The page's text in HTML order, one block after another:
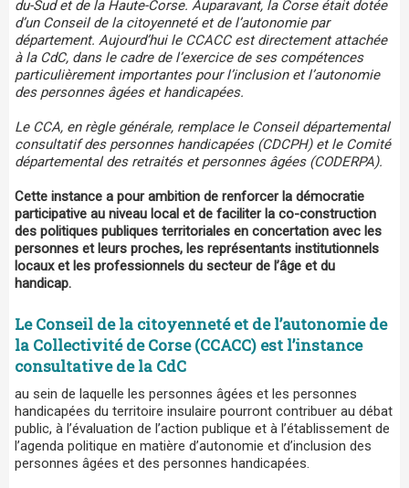
du-Sud et de la Haute-Corse. Auparavant, la Corse était dotée
d’un Conseil de la citoyenneté et de l’autonomie par
département. Aujourd’hui le CCACC est directement attachée
à la CdC, dans le cadre de l’exercice de ses compétences
particulièrement importantes pour l’inclusion et l’autonomie
des personnes âgées et handicapées.
Le CCA, en règle générale, remplace le Conseil départemental
consultatif des personnes handicapées (CDCPH) et le Comité
départemental des retraités et personnes âgées (CODERPA).
Cette instance a pour ambition de renforcer la démocratie
participative au niveau local et de faciliter la co-construction
des politiques publiques territoriales en concertation avec les
personnes et leurs proches, les représentants institutionnels
locaux et les professionnels du secteur de l’âge et du
handicap.
Le Conseil de la citoyenneté et de l’autonomie de
la Collectivité de Corse (CCACC) est l’instance
consultative de la CdC
au sein de laquelle les personnes âgées et les personnes
handicapées du territoire insulaire pourront contribuer au débat
public, à l’évaluation de l’action publique et à l’établissement de
l’agenda politique en matière d’autonomie et d’inclusion des
personnes âgées et des personnes handicapées.